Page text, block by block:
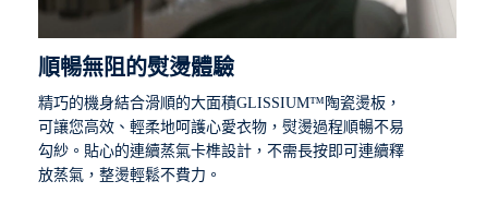
順暢無阻的熨燙體驗
精巧的機身結合滑順的大面積GLISSIUM™陶瓷燙板，
可讓您高效、輕柔地呵護心愛衣物，熨燙過程順暢不易
勾紗。貼心的連續蒸氣卡榫設計，不需長按即可連續釋
放蒸氣，整燙輕鬆不費力。